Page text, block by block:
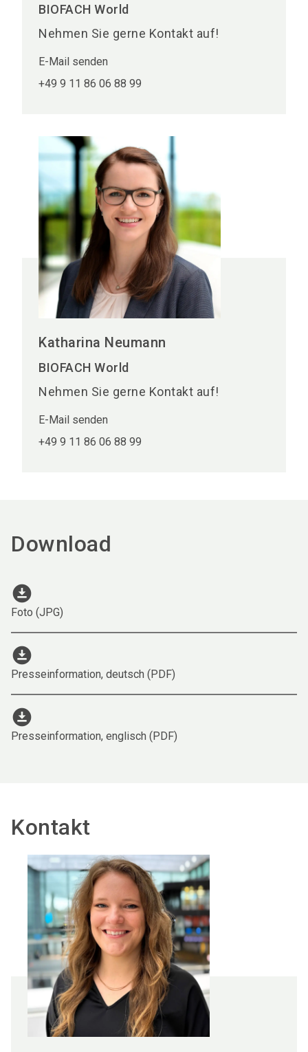
BIOFACH World
Nehmen Sie gerne Kontakt auf!
E-Mail senden
+49 9 11 86 06 88 99
Katharina Neumann
BIOFACH World
Nehmen Sie gerne Kontakt auf!
E-Mail senden
+49 9 11 86 06 88 99
Download
download_for_offline
Foto (JPG)
download_for_offline
Presseinformation, deutsch (PDF)
download_for_offline
Presseinformation, englisch (PDF)
Kontakt